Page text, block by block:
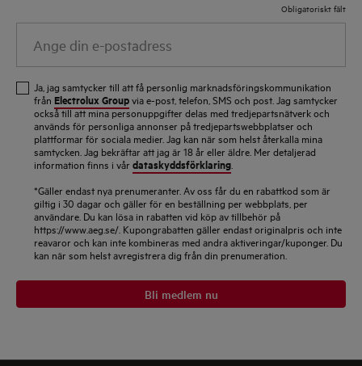
Obligatoriskt fält
din
postadress
Ja, jag samtycker till att få personlig marknadsföringskommunikation
från Electrolux Groupvia e-post, telefon, SMS och post. Jag samtycker
också till att mina personuppgifter delas med tredjepartsnätverk och
används för personliga annonser på tredjepartswebbplatser och
plattformar för sociala medier. Jag kan när som helst återkalla mina
samtycken. Jag bekräftar att jag är 18 år eller äldre. Mer detaljerad
information finns i vår dataskyddsförklaring
*Gäller endast nya prenumeranter. Av oss får du en rabattkod som är
giltig i 30 dagar och gäller för en beställning per webbplats, per
användare. Du kan lösa in rabatten vid köp av tillbehör på
https://www.aeg.se/. Kupongrabatten gäller endast originalpris och inte
reavaror och kan inte kombineras med andra aktiveringar/kuponger. Du
kan när som helst avregistrera dig från din prenumeration.
Bli medlem nu